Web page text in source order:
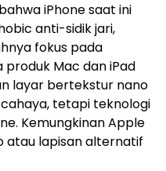
‌iPhone‌ saat ini
anti-sidik jari,
fokus pada
Mac dan iPad
layar bertekstur nano
tetapi teknologi
Kemungkinan Apple
atau lapisan alternatif